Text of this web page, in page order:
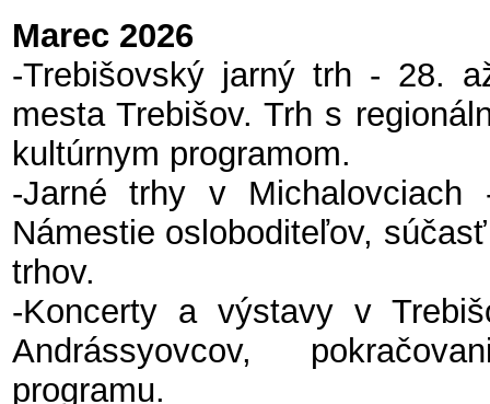
Marec 2026
-Trebišovský jarný trh - 28.
mesta Trebišov. Trh s
kultúrnym programom.
-Jarné trhy v
Námestie osloboditeľov,
trhov.
-Koncerty a výstavy v
Andrássyovcov,
programu.